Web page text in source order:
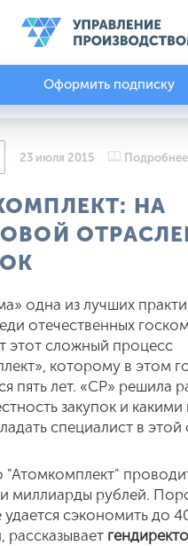
Оформить подписку
23 июля 2015 Подробнее
НА
одна из лучших
отечественных
этот сложный процесс
которому в этом
пять лет. «СР» решила
закупок и какими
специалист в этой
миллиарды рублей.
сэкономить до
рассказывает